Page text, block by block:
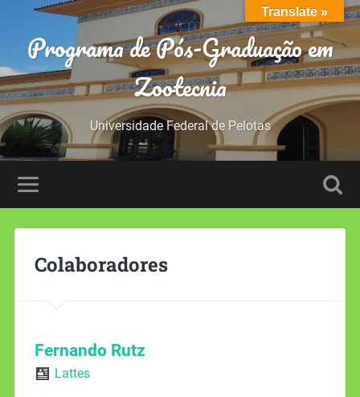
Programa de Pós-Graduação em
Zootecnia
Universidade Federal de Pelotas
Colaboradores
Fernando Rutz
Lattes
Translate »